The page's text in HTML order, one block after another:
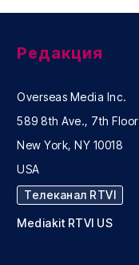
Редакция
Overseas Media Inc.
589 8th Ave., 7th Floor
New York, NY 10018
USA
Телеканал RTVI
Mediakit RTVI US